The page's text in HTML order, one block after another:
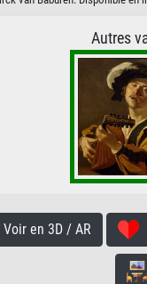
Autres
Voir en 3D / AR